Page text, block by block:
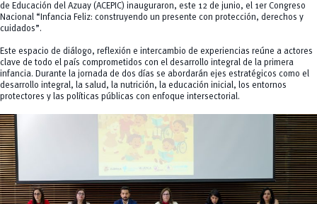
de Educación del Azuay (ACEPIC) inauguraron, este 12 de junio, el 1er Congreso
Nacional “Infancia Feliz: construyendo un presente con protección, derechos y
cuidados”.
Este espacio de diálogo, reflexión e intercambio de experiencias reúne a actores
clave de todo el país comprometidos con el desarrollo integral de la primera
infancia. Durante la jornada de dos días se abordarán ejes estratégicos como el
desarrollo integral, la salud, la nutrición, la educación inicial, los entornos
protectores y las políticas públicas con enfoque intersectorial.